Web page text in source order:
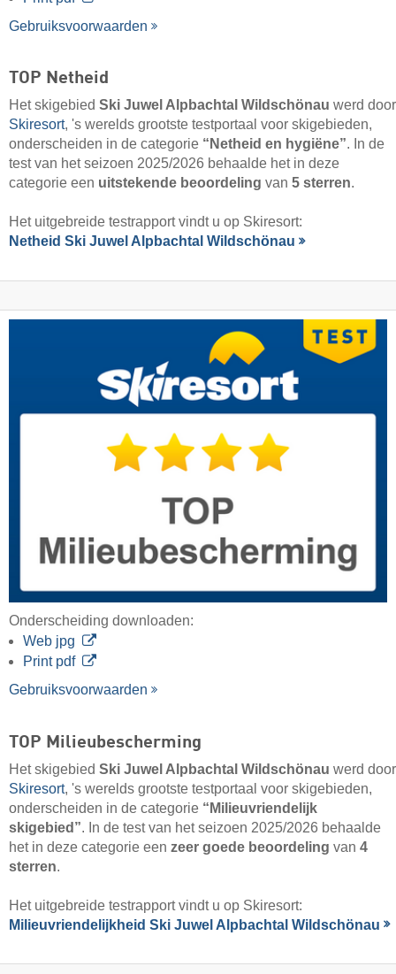
Gebruiksvoorwaarden
TOP Netheid
Het skigebied Ski Juwel Alpbachtal Wildschönau werd door
Skiresort, 's werelds grootste testportaal voor skigebieden,
onderscheiden in de categorie “Netheid en hygiëne”. In de
test van het seizoen 2025/2026 behaalde het in deze
categorie een uitstekende beoordeling van 5 sterren.
Het uitgebreide testrapport vindt u op Skiresort:
Netheid Ski Juwel Alpbachtal Wildschönau
Onderscheiding downloaden:
Web jpg
Print pdf
Gebruiksvoorwaarden
TOP Milieubescherming
Het skigebied Ski Juwel Alpbachtal Wildschönau werd door
Skiresort, 's werelds grootste testportaal voor skigebieden,
onderscheiden in de categorie “Milieuvriendelijk
skigebied”. In de test van het seizoen 2025/2026 behaalde
het in deze categorie een zeer goede beoordeling van 4
sterren.
Het uitgebreide testrapport vindt u op Skiresort:
Milieuvriendelijkheid Ski Juwel Alpbachtal Wildschönau